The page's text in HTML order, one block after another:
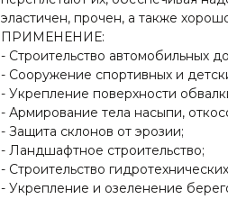
эластичен, прочен, а также
ПРИМЕНЕНИЕ:
- Строительство автомобильных
- Сооружение спортивных и
- Укрепление поверхности
- Армирование тела насыпи,
- Защита склонов от эрозии;
- Ландшафтное строительство;
- Строительство
- Укрепление и озеленение